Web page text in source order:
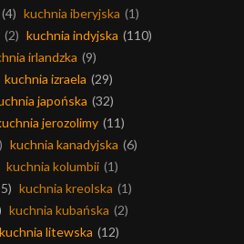
(4) kuchnia iberyjska (1)
(2) kuchnia indyjska (110)
irlandzka (9)
kuchnia izraela (29)
japońska (32)
jerozolimy (11)
kuchnia kanadyjska (6)
kuchnia kolumbii (1)
kuchnia kreolska (1)
kuchnia kubańska (2)
kuchnia litewska (12)